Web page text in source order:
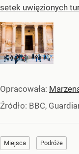
setek uwięzionych
Opracowała:
Źródło: BBC,
Miejsca Podróże